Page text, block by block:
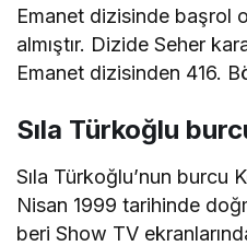
Emanet dizisinde başrol
almıştır. Dizide Seher
Emanet dizisinden 416.
Sıla Türkoğlu
Sıla Türkoğlu’nun burcu
Nisan 1999 tarihinde
beri Show TV